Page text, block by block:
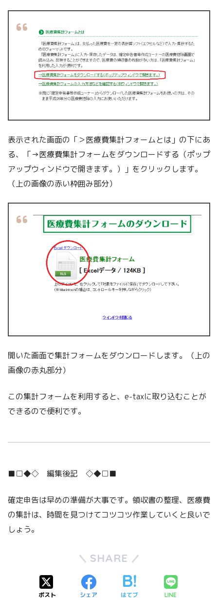
表示された画面の「＞医療費集計フォームとは」の下にあ
る、「→医療費集計フォームをダウンロードする（ポップ
アップウィンドウで開きます。）」をクリックします。
（上の画像の赤い枠囲み部分）
開いた画面で集計フォームをダウンロードします。（上の
画像の赤丸部分）
この集計フォームを利用すると、e-taxに取り込むことが
できるので便利です。
■□◆◇ 編集後記 ◇◆□■
確定申告は早めの準備が大事です。領収書の整理、医療費
の集計は、時間を見つけてコツコツ作業していくと良いで
しょう。
SHARE
ポスト シェア はてブ LINE